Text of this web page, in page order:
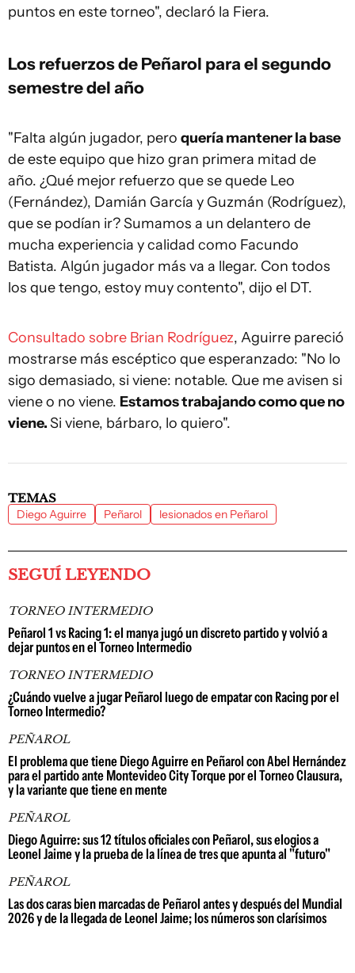
puntos en este torneo", declaró la Fiera.
Los refuerzos de Peñarol para el segundo
semestre del año
"Falta algún jugador, pero quería mantener la base
de este equipo que hizo gran primera mitad de
año. ¿Qué mejor refuerzo que se quede Leo
(Fernández), Damián García y Guzmán (Rodríguez),
que se podían ir? Sumamos a un delantero de
mucha experiencia y calidad como Facundo
Batista. Algún jugador más va a llegar. Con todos
los que tengo, estoy muy contento", dijo el DT.
Consultado sobre Brian Rodríguez, Aguirre pareció
mostrarse más escéptico que esperanzado: "No lo
sigo demasiado, si viene: notable. Que me avisen si
viene o no viene. Estamos trabajando como que no
viene.Si viene, bárbaro, lo quiero".
TEMAS
Diego Aguirre Peñarol lesionados en Peñarol
SEGUÍ LEYENDO
TORNEO INTERMEDIO
Peñarol 1 vs Racing 1: el manya jugó un discreto partido y volvió a
dejar puntos en el Torneo Intermedio
TORNEO INTERMEDIO
¿Cuándo vuelve a jugar Peñarol luego de empatar con Racing por el
Torneo Intermedio?
PEÑAROL
El problema que tiene Diego Aguirre en Peñarol con Abel Hernández
para el partido ante Montevideo City Torque por el Torneo Clausura,
y la variante que tiene en mente
PEÑAROL
Diego Aguirre: sus 12 títulos oficiales con Peñarol, sus elogios a
Leonel Jaime y la prueba de la línea de tres que apunta al "futuro"
PEÑAROL
Las dos caras bien marcadas de Peñarol antes y después del Mundial
2026 y de la llegada de Leonel Jaime; los números son clarísimos